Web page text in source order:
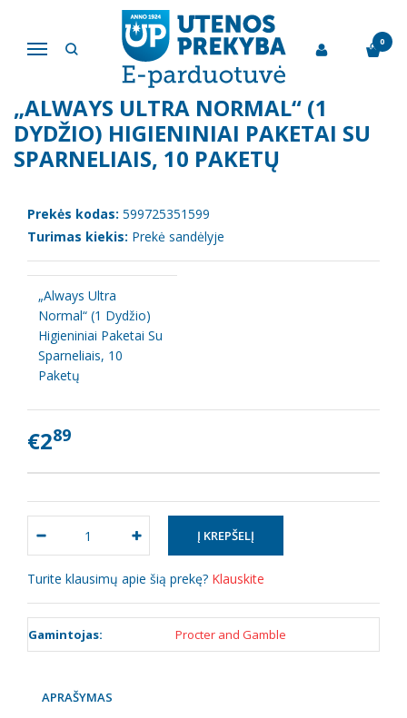
Navigacija
0
Kūno priežiūros ir higienos reikmenys
„Always Ultra Normal“ (1 Dydžio) Higieniniai Paketai Su Sparneliais,
10 Paketų
„ALWAYS ULTRA NORMAL“ (1
DYDŽIO) HIGIENINIAI PAKETAI SU
SPARNELIAIS, 10 PAKETŲ
Prekės kodas: 599725351599
Turimas kiekis: Prekė sandėlyje
„Always Ultra
Normal“ (1 Dydžio)
Higieniniai Paketai Su
Sparneliais, 10
Paketų
€289
Turite klausimų apie šią prekę? Klauskite
Gamintojas: Procter and Gamble
APRAŠYMAS